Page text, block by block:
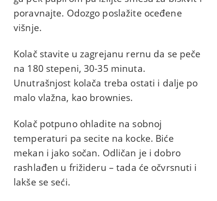
poravnajte. Odozgo poslažite oceđene
višnje.
Kolač stavite u zagrejanu rernu da se peče
na 180 stepeni, 30-35 minuta.
Unutrašnjost kolača treba ostati i dalje po
malo vlažna, kao brownies.
Kolač potpuno ohladite na sobnoj
temperaturi pa secite na kocke. Biće
mekan i jako sočan. Odličan je i dobro
rashlađen u frižideru – tada će očvrsnuti i
lakše se seći.